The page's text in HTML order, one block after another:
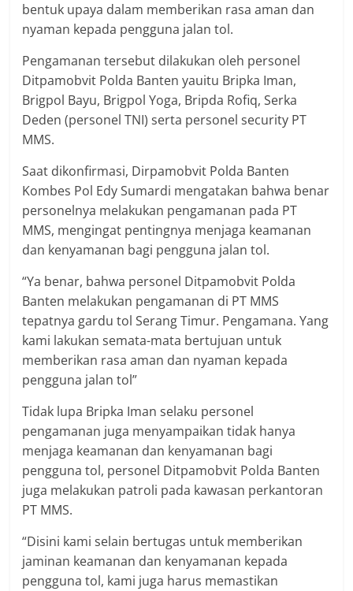
bentuk upaya dalam memberikan rasa aman dan
nyaman kepada pengguna jalan tol.
Pengamanan tersebut dilakukan oleh personel
Ditpamobvit Polda Banten yauitu Bripka Iman,
Brigpol Bayu, Brigpol Yoga, Bripda Rofiq, Serka
Deden (personel TNI) serta personel security PT
MMS.
Saat dikonfirmasi, Dirpamobvit Polda Banten
Kombes Pol Edy Sumardi mengatakan bahwa benar
personelnya melakukan pengamanan pada PT
MMS, mengingat pentingnya menjaga keamanan
dan kenyamanan bagi pengguna jalan tol.
“Ya benar, bahwa personel Ditpamobvit Polda
Banten melakukan pengamanan di PT MMS
tepatnya gardu tol Serang Timur. Pengamana. Yang
kami lakukan semata-mata bertujuan untuk
memberikan rasa aman dan nyaman kepada
pengguna jalan tol”
Tidak lupa Bripka Iman selaku personel
pengamanan juga menyampaikan tidak hanya
menjaga keamanan dan kenyamanan bagi
pengguna tol, personel Ditpamobvit Polda Banten
juga melakukan patroli pada kawasan perkantoran
PT MMS.
“Disini kami selain bertugas untuk memberikan
jaminan keamanan dan kenyamanan kepada
pengguna tol, kami juga harus memastikan